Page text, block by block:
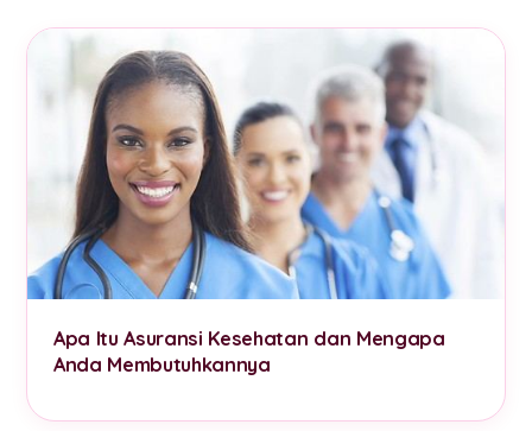
Apa Itu Asuransi Kesehatan dan Mengapa
Anda Membutuhkannya